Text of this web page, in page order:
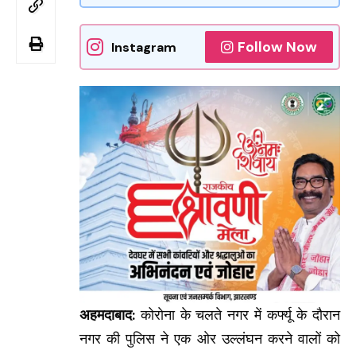
Instagram Follow Now
अहमदाबाद: कोराेना के चलते नगर में कर्फ्यू के दौरान
नगर की पुलिस ने एक ओर उल्लंघन करने वालों को